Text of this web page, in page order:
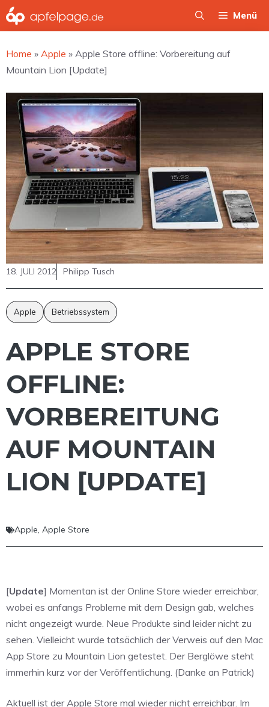
Zum
Inhalt
Menü
Home » Apple » Apple Store offline: Vorbereitung auf
Mountain Lion [Update]
18. JULI 2012 Philipp Tusch
Apple Betriebssystem
APPLE STORE
OFFLINE:
VORBEREITUNG
AUF MOUNTAIN
LION [UPDATE]
Apple, Apple Store
[Update] Momentan ist der Online Store wieder erreichbar,
wobei es anfangs Probleme mit dem Design gab, welches
nicht angezeigt wurde. Neue Produkte sind leider nicht zu
sehen. Vielleicht wurde tatsächlich der Verweis auf den Mac
App Store zu Mountain Lion getestet. Der Berglöwe steht
immerhin kurz vor der Veröffentlichung. (Danke an Patrick)
Aktuell ist der Apple Store mal wieder nicht erreichbar. Im